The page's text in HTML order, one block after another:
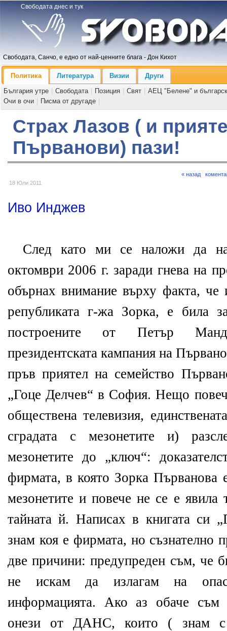
Свободата днес и тук
Свободата, Санчо, е едно от най-ценните блага - Дон Кихот
Политика Литература Визии
Други
България утре
Свободата Позиция Свят
АЕЦ "Белене" и
Очи в очи
Писма от другаде
Страх Лазов ( и
Първанови) пази!
18 Юли 2011
« назад
Иво Инджев
След като ми се наложи да
октомври 2006 г. заради гнева на
обърнах внимание върху факта, че
републиката г-жа Зорка, е била
построените от Петър
президентската кампания на
пръв приятел на семейство
„Гоце Делчев“ в София. Нещо
обществена телевизия,
сградата с мезонетите и)
мезонетите до „ключ“:
фирмата, в която Зорка Първанова
мезонетите и повече не се е
тайната й. Написах в книгата си
знам коя е фирмата, но съзнателно
две причини: предупреден съм, че
не искам да излагам на
информацията. Ако аз обаче съм
онези от ДАНС, които ( знам с